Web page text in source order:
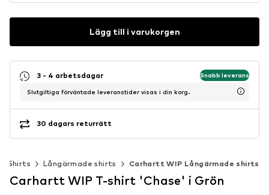
Lägg till i varukorgen
3 - 4 arbetsdagar Snabb leverans
Slutgiltiga förväntade leveranstider visas i din korg.
30 dagars returrätt
Shirts Långärmade shirts Carhartt WIP Långärmade shirts
Carhartt WIP T-shirt 'Chase' i Grön